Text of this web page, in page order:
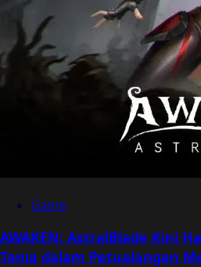
Game
AWAKEN: AstralBlade Kini
Tania dalam Petualangan